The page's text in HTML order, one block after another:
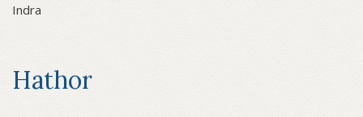
Indra
Hathor